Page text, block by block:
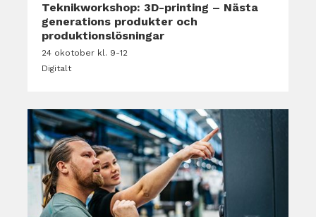
Teknikworkshop: 3D-printing – Nästa
generations produkter och
produktionslösningar
24 okotober kl. 9-12
Digitalt